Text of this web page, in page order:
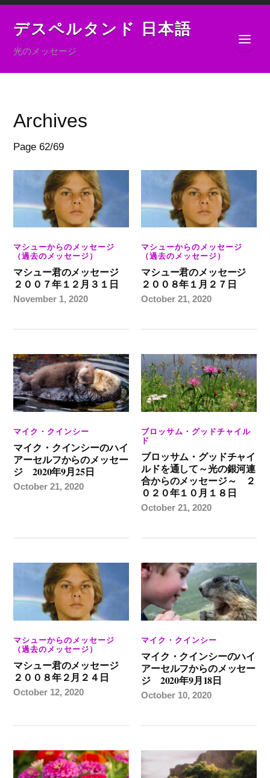
デスペルタンド 日本語
光のメッセージ
Archives
Page 62/69
マシューからのメッセージ
（過去のメッセージ）
マシュー君のメッセージ
２００７年１２月３１日
November 1, 2020
マシューからのメッセージ
（過去のメッセージ）
マシュー君のメッセージ
２００８年１月２７日
October 21, 2020
マイク・クインシー
マイク・クインシーのハイ
アーセルフからのメッセー
ジ 2020年9月25日
October 21, 2020
ブロッサム・グッドチャイル
ド
ブロッサム・グッドチャイ
ルドを通して～光の銀河連
合からのメッセージ～ ２
０２０年１０月１８日
October 21, 2020
マシューからのメッセージ
（過去のメッセージ）
マシュー君のメッセージ
２００８年２月２４日
October 12, 2020
マイク・クインシー
マイク・クインシーのハイ
アーセルフからのメッセー
ジ 2020年9月18日
October 10, 2020